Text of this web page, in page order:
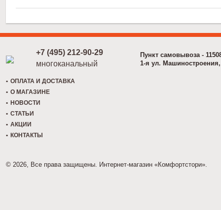
+7 (495) 212-90-29
многоканальный
Пункт самовывоза -
1-я ул.
ОПЛАТА И ДОСТАВКА
О МАГАЗИНЕ
НОВОСТИ
СТАТЬИ
АКЦИИ
КОНТАКТЫ
© 2026, Все права защищены. Интернет-магазин «Комфортстори».